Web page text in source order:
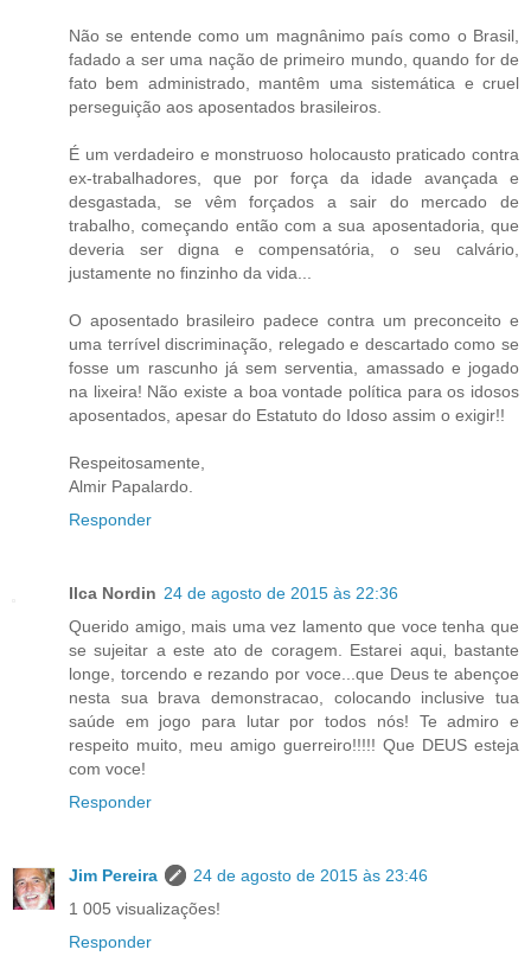
Não se entende como um magnânimo país como o Brasil,
fadado a ser uma nação de primeiro mundo, quando for de
fato bem administrado, mantêm uma sistemática e cruel
perseguição aos aposentados brasileiros.
É um verdadeiro e monstruoso holocausto praticado contra
ex-trabalhadores, que por força da idade avançada e
desgastada, se vêm forçados a sair do mercado de
trabalho, começando então com a sua aposentadoria, que
deveria ser digna e compensatória, o seu calvário,
justamente no finzinho da vida...
O aposentado brasileiro padece contra um preconceito e
uma terrível discriminação, relegado e descartado como se
fosse um rascunho já sem serventia, amassado e jogado
na lixeira! Não existe a boa vontade política para os idosos
aposentados, apesar do Estatuto do Idoso assim o exigir!!
Respeitosamente,
Almir Papalardo.
Responder
Ilca Nordin 24 de agosto de 2015 às 22:36
Querido amigo, mais uma vez lamento que voce tenha que
se sujeitar a este ato de coragem. Estarei aqui, bastante
longe, torcendo e rezando por voce...que Deus te abençoe
nesta sua brava demonstracao, colocando inclusive tua
saúde em jogo para lutar por todos nós! Te admiro e
respeito muito, meu amigo guerreiro!!!!! Que DEUS esteja
com voce!
Responder
Jim Pereira
24 de agosto de 2015 às 23:46
1 005 visualizações!
Responder